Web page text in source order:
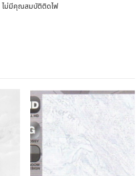
ไม่มีคุณสมบัติติดไฟ